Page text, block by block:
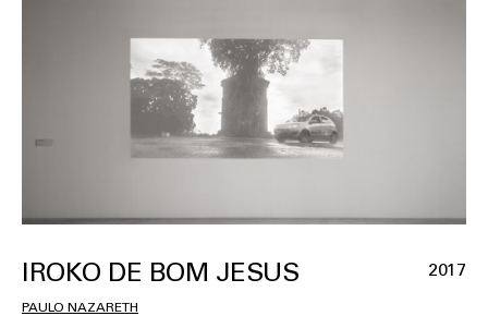
IROKO DE BOM JESUS 2017
PAULO NAZARETH